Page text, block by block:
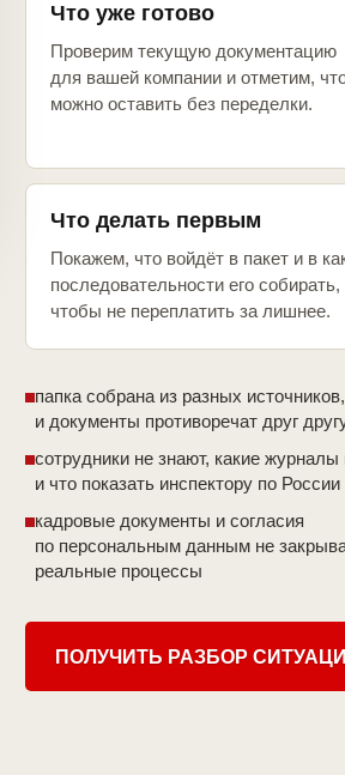
Что уже готово
Проверим текущую документацию
для вашей компании и отметим,
можно оставить без переделки.
Что делать первым
Покажем, что войдёт в пакет и в
последовательности его собирать,
чтобы не переплатить за лишнее.
папка собрана из разных источников,
и документы противоречат друг
сотрудники не знают, какие журналы
и что показать инспектору по России
кадровые документы и согласия
по персональным данным не
реальные процессы
ПОЛУЧИТЬ РАЗБОР